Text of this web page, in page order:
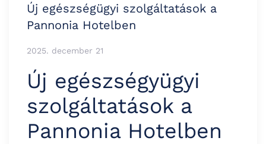
Új egészségügyi szolgáltatások a
Pannonia Hotelben
2025. december 21
Új egészségyügyi
szolgáltatások a
Pannonia Hotelben